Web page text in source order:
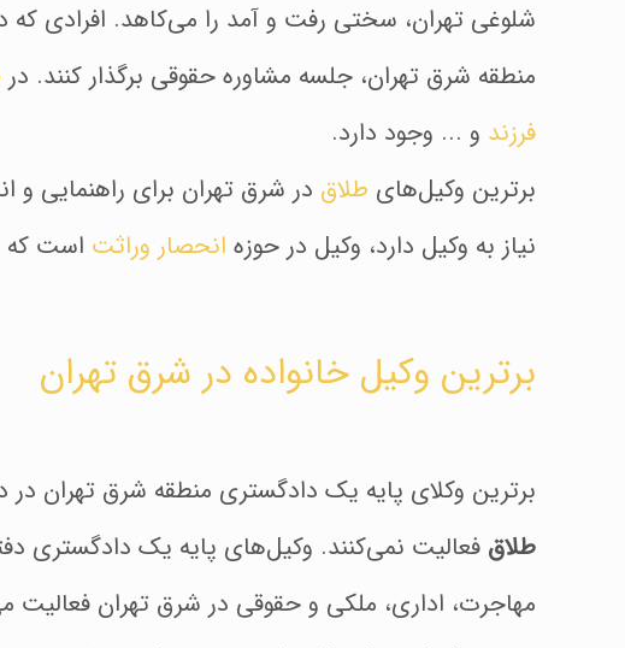
شلوغی تهران، سختی رفت و آمد را می‌کاهد. افرادی که
منطقه شرق تهران، جلسه مشاوره حقوقی برگذار کنند. در
فرزند و ... وجود دارد.
برترین وکیل‌های طلاق در شرق تهران برای راهنمایی و
نیاز به وکیل دارد، وکیل در حوزه انحصار وراثت است که
برترین وکیل خانواده در شرق تهران
برترین وکلای پایه یک دادگستری منطقه شرق تهران در
طلاق فعالیت نمی‌کنند. وکیل‌های پایه یک دادگستری
مهاجرت، اداری، ملکی و حقوقی در شرق تهران فعالیت